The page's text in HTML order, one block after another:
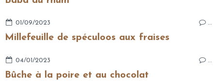
01/09/2023 …
Millefeuille de spéculoos aux fraises
04/01/2023 …
Bûche à la poire et au chocolat